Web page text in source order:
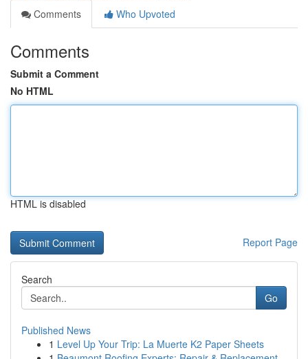
Comments
Who Upvoted
Comments
Submit a Comment
No HTML
HTML is disabled
Report Page
Search
Go
Published News
1 Level Up Your Trip: La Muerte K2 Paper Sheets